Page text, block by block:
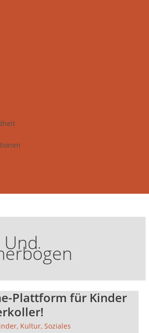
Und
Plattform für Kinder
, Kultur,Soziales